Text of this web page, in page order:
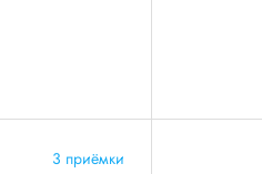
3 приёмки